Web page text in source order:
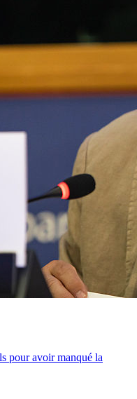
pour avoir manqué la